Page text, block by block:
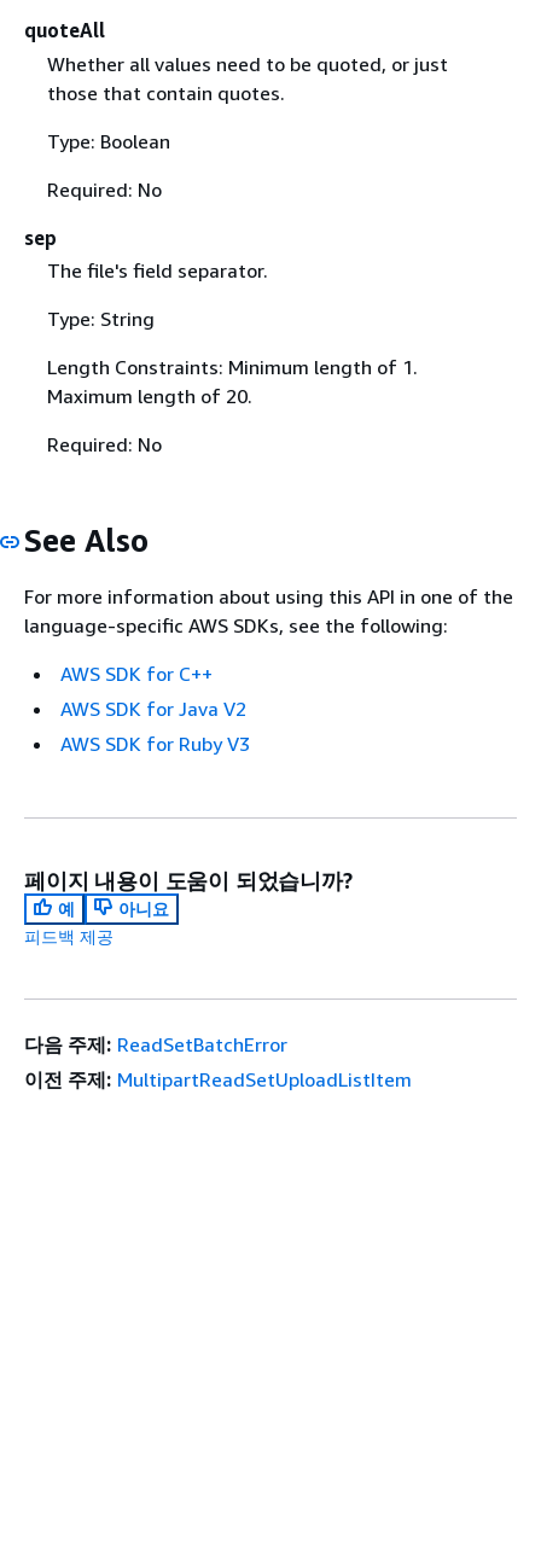
quoteAll
Whether all values need to be quoted, or just
those that contain quotes.
Type: Boolean
Required: No
sep
The file's field separator.
Type: String
Length Constraints: Minimum length of 1.
Maximum length of 20.
Required: No
See Also
For more information about using this API in one of the
language-specific AWS SDKs, see the following:
AWS SDK for C++
AWS SDK for Java V2
AWS SDK for Ruby V3
페이지 내용이 도움이 되었습니까?
예
아니요
피드백 제공
다음 주제: ReadSetBatchError
이전 주제: MultipartReadSetUploadListItem